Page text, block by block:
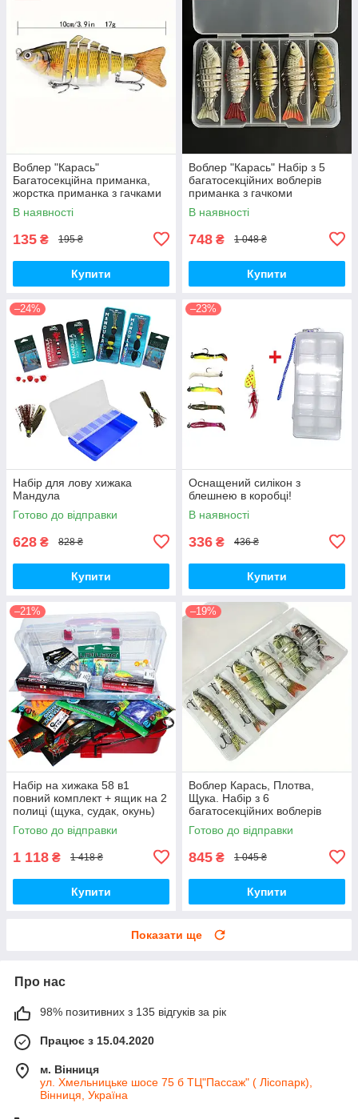
Воблер "Карась"
Багатосекційна приманка,
жорстка приманка з гачками
В наявності
135 ₴ 195 ₴
Купити
Воблер "Карась" Набір з 5
багатосекційних воблерів
приманка з гачкоми
В наявності
748 ₴ 1 048 ₴
Купити
–24%
Набір для лову хижака
Мандула
Готово до відправки
628 ₴ 828 ₴
Купити
–23%
Оснащений силікон з
блешнею в коробці!
В наявності
336 ₴ 436 ₴
Купити
–21%
Набір на хижака 58 в1
повний комплект + ящик на 2
полиці (щука, судак, окунь)
Готово до відправки
1 118 ₴ 1 418 ₴
Купити
–19%
Воблер Карась, Плотва,
Щука. Набір з 6
багатосекційних воблерів
Готово до відправки
845 ₴ 1 045 ₴
Купити
Показати ще
Про нас
98% позитивних з 135 відгуків за рік
Працює з 15.04.2020
м. Вінниця
ул. Хмельницьке шосе 75 б ТЦ"Пассаж" ( Лісопарк),
Вінниця, Україна